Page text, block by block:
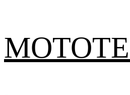
содержимому